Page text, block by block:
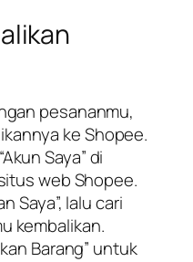
pesananmu,
ke Shopee.
Saya” di
web Shopee.
Saya”, lalu cari
kembalikan.
Barang” untuk